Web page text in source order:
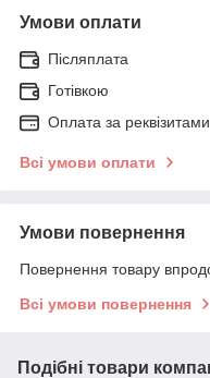
Умови оплати
Післяплата
Готівкою
Оплата за реквізитами
Всі умови оплати
Умови повернення
Повернення товару
Всі умови повернення
Подібні товари